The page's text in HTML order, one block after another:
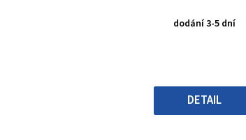
produktu
5
hvězdiček.
dodání 3-5 dní
DETAIL